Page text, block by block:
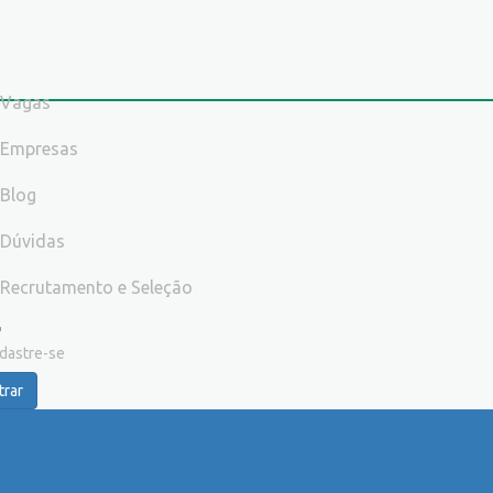
Vagas
Empresas
Blog
Dúvidas
Recrutamento e Seleção
se